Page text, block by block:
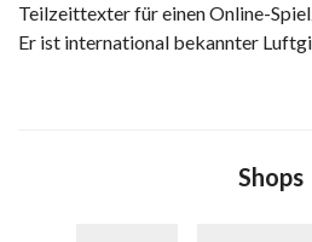
Teilzeittexter für einen Online-
Er ist international bekannter
Shops